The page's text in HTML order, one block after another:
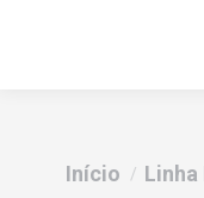
Você está aqui:
Início